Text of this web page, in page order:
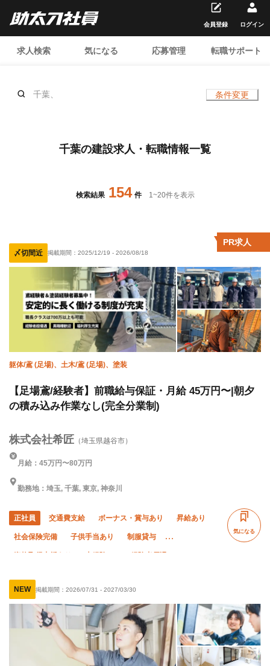
求人検索 気になる 応募管理 転職サポート
会員登録 ログイン
千葉、 条件変更
千葉の建設求人・転職情報一覧
検索結果 154 件 1~20件を表示
〆切間近 掲載期間： 2025/12/19 - 2026/08/18
躯体/鳶 (足場)、土木/鳶 (足場)、塗装
【足場鳶/経験者】前職給与保証・月給 45万円〜|朝夕
の積み込み作業なし(完全分業制)
株式会社希匠 （埼玉県越谷市）
月給：45万円〜80万円
勤務地：埼玉, 千葉, 東京, 神奈川
正社員 交通費支給 ボーナス・賞与あり 昇給あり
社会保険完備 子供手当あり 制服貸与
資格取得支援あり 未経験OK 経験者優遇
車・バイク通勤OK 転勤なし
気になる
PR求人
NEW 掲載期間： 2026/07/31 - 2027/03/30